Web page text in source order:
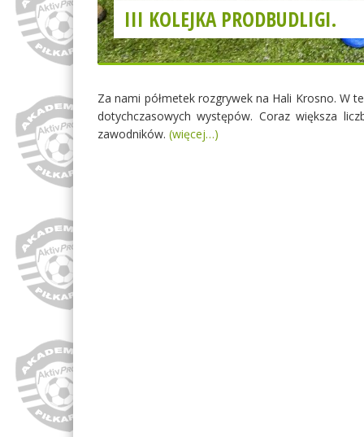
III KOLEJKA PRODBUDLIGI.
Za nami półmetek rozgrywek na Hali Krosno. W
dotychczasowych występów. Coraz większa
zawodników. (więcej…)